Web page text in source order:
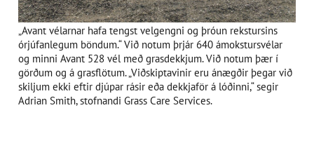
„Avant vélarnar hafa tengst velgengni og þróun rekstursins
órjúfanlegum böndum.“ Við notum þrjár 640 ámokstursvélar
og minni Avant 528 vél með grasdekkjum. Við notum þær í
görðum og á grasflötum. „Viðskiptavinir eru ánægðir þegar við
skiljum ekki eftir djúpar rásir eða dekkjaför á lóðinni,“ segir
Adrian Smith, stofnandi Grass Care Services.